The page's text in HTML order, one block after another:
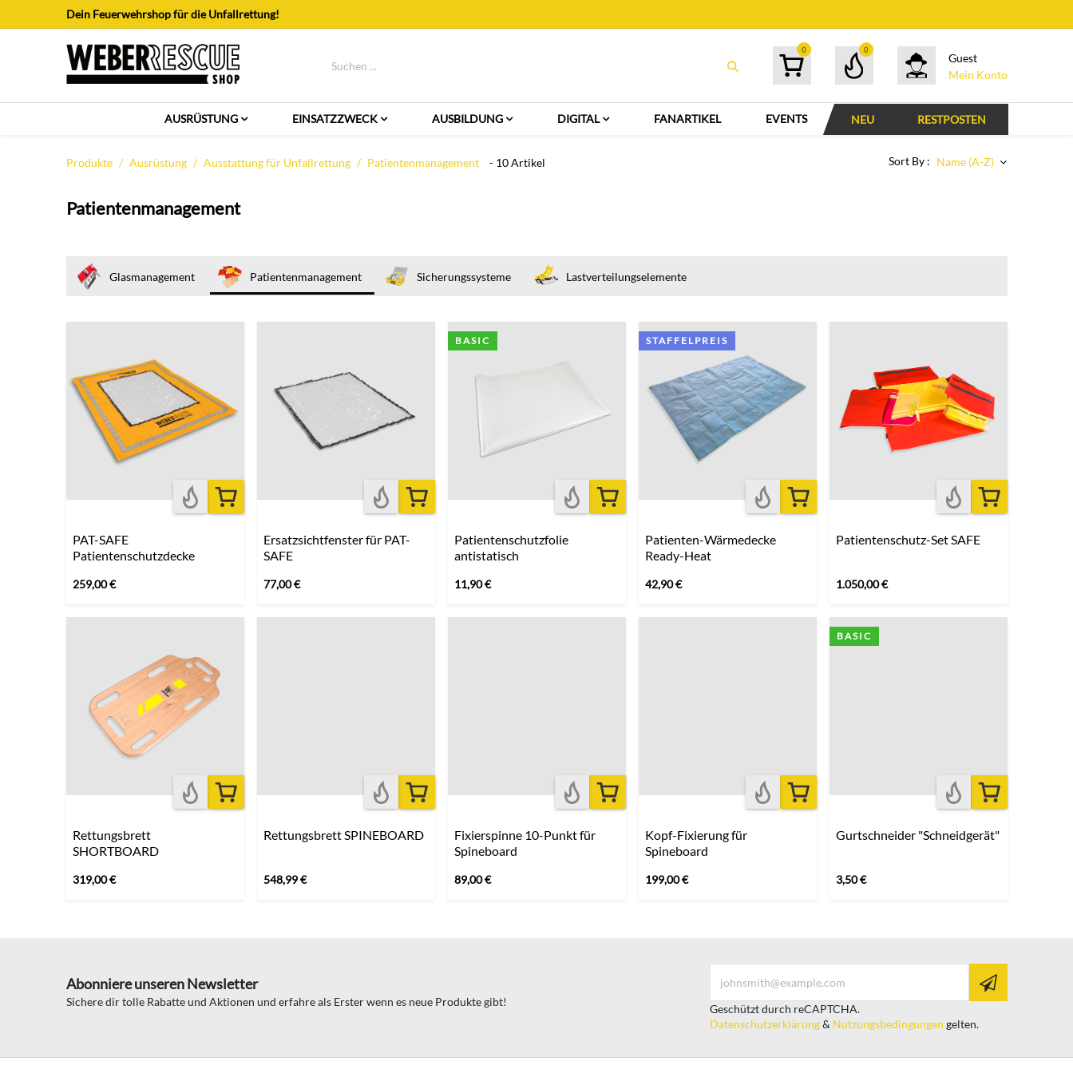
Zum Inhalt springenDein Feuerwehrshop für die Unfallrettung!
0 0
Guest
Mein Konto
AUSRÜSTUNG EINSATZZWECK AUSBILDUNG DIGITAL FANARTIKEL EVENTS NEU RESTPOSTEN
Produkte Ausrüstung Ausstattung für Unfallrettung Patientenmanagement - 10 Artikel Sort By : Name (A-Z)
Patientenmanagement
Glasmanagement Patientenmanagement Sicherungssysteme Lastverteilungselemente
PAT-SAFE
Patientenschutzdecke
259,00€
Ersatzsichtfenster für PAT-
SAFE
77,00€
BASIC
Patientenschutzfolie
antistatisch
11,90€
STAFFELPREIS
Patienten-Wärmedecke
Ready-Heat
42,90€
Patientenschutz-Set SAFE
1.050,00€
Rettungsbrett
SHORTBOARD
319,00€
Rettungsbrett SPINEBOARD
548,99€
Fixierspinne 10-Punkt für
Spineboard
89,00€
Kopf-Fixierung für
Spineboard
199,00€
BASIC
Gurtschneider "Schneidgerät"
3,50€
Abonniere unseren Newsletter
Sichere dir tolle Rabatte und Aktionen und erfahre als Erster wenn es neue Produkte gibt!
Geschützt durch reCAPTCHA.
Datenschutzerklärung& Nutzungsbedingungen gelten.